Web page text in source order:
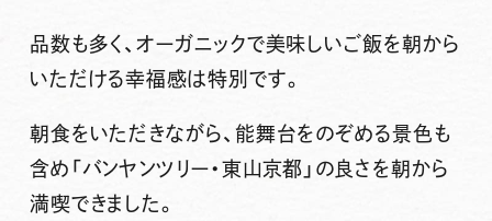
品数も多く、オーガニックで美味しいご飯を朝から
いただける幸福感は特別です。
朝食をいただきながら、能舞台をのぞめる景色も
含め「バンヤンツリー・東山京都」の良さを朝から
満喫できました。